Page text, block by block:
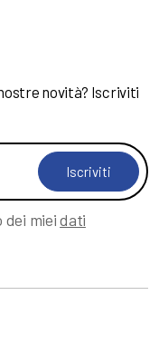
novità? Iscriviti
Iscriviti
dei mieidati